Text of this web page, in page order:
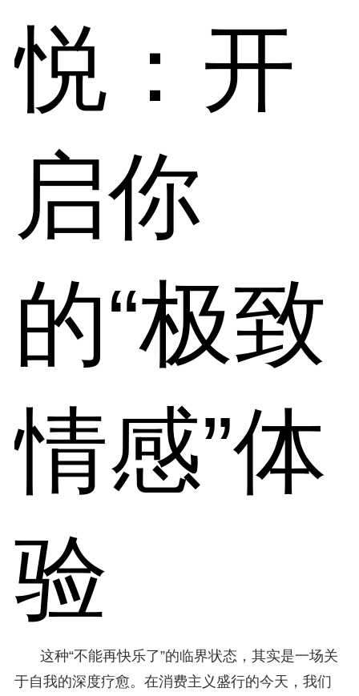
悦：开
启你
的“极致
情感”体
验
这种“不能再快乐了”的临界状态，其实是一场关
于自我的深度疗愈。在消费主义盛行的今天，我们